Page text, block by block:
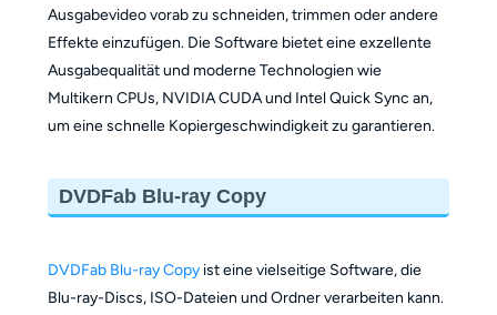
Ausgabevideo vorab zu schneiden, trimmen oder andere
Effekte einzufügen. Die Software bietet eine exzellente
Ausgabequalität und moderne Technologien wie
Multikern CPUs, NVIDIA CUDA und Intel Quick Sync an,
um eine schnelle Kopiergeschwindigkeit zu garantieren.
DVDFab Blu-ray Copy
DVDFab Blu-ray Copyist eine vielseitige Software, die
Blu-ray-Discs, ISO-Dateien und Ordner verarbeiten kann.